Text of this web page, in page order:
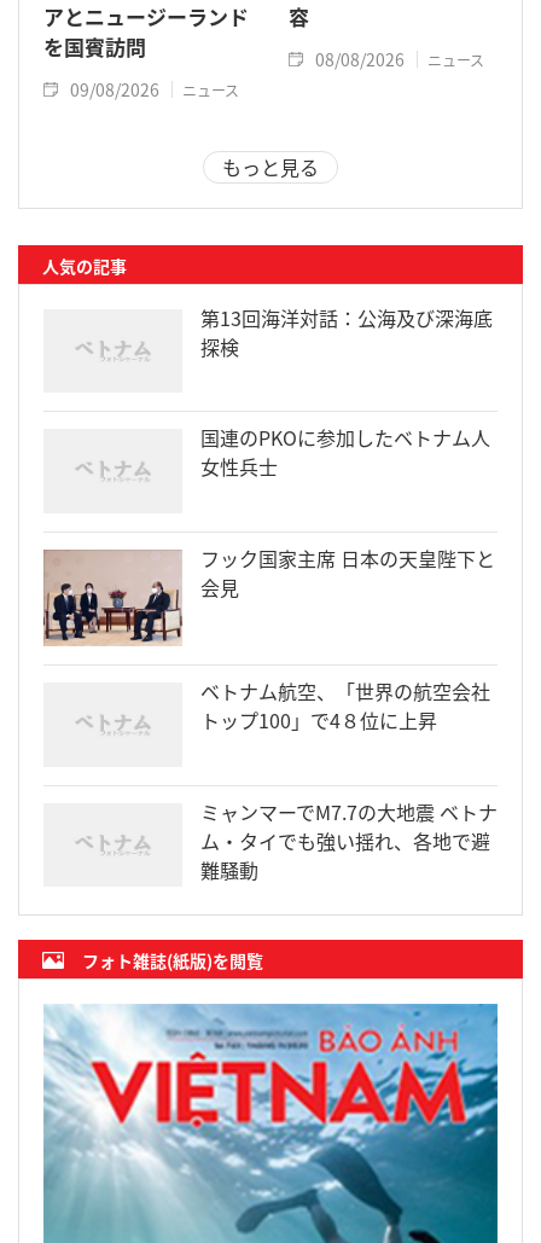
アとニュージーランド
を国賓訪問
09/08/2026 ニュース
容
08/08/2026 ニュース
もっと見る
人気の記事
第13回海洋対話：公海及び深海底
探検
国連のPKOに参加したベトナム人
女性兵士
フック国家主席 日本の天皇陛下と
会見
ベトナム航空、「世界の航空会社
トップ100」で4８位に上昇
ミャンマーでM7.7の大地震 ベトナ
ム・タイでも強い揺れ、各地で避
難騒動
フォト雑誌(紙版)を閲覧